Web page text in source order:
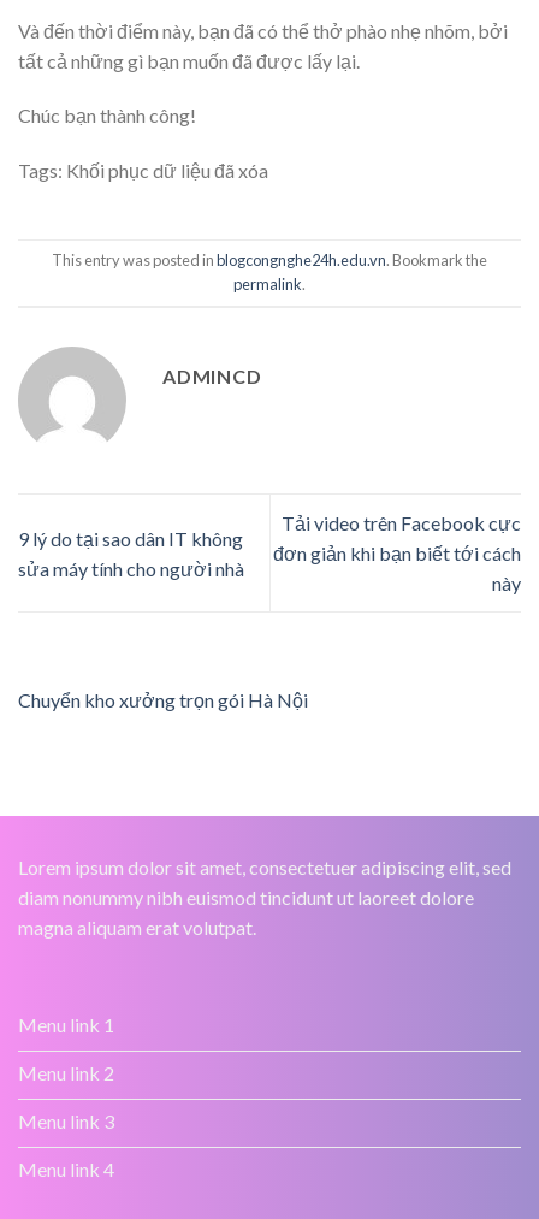
Và đến thời điểm này, bạn đã có thể thở phào nhẹ nhõm, bởi
tất cả những gì bạn muốn đã được lấy lại.
Chúc bạn thành công!
Tags: Khối phục dữ liệu đã xóa
This entry was posted inblogcongnghe24h.edu.vn. Bookmark the
permalink.
ADMINCD
9 lý do tại sao dân IT không
sửa máy tính cho người nhà
Tải video trên Facebook cực
đơn giản khi bạn biết tới cách
này
Chuyển kho xưởng trọn gói Hà Nội
Lorem ipsum dolor sit amet, consectetuer adipiscing elit, sed
diam nonummy nibh euismod tincidunt ut laoreet dolore
magna aliquam erat volutpat.
Menu link 1
Menu link 2
Menu link 3
Menu link 4